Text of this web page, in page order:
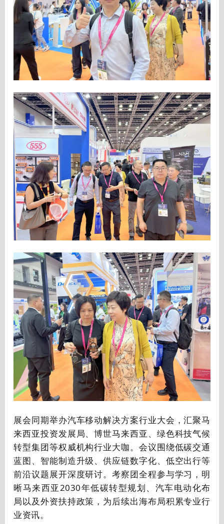
展会同期举办汽车移动解决方案行业大会，汇聚马
来西亚投资发展局、博世马来西亚、绿色科技气候
转型集团等权威机构行业大咖。会议围绕低碳交通
蓝图、智能制造升级、供应链数字化、低空出行等
前沿议题展开深度研讨。考察团全程参与学习，明
晰马来西亚2030年低碳转型规划、汽车电动化布
局以及外资扶持政策，为后续出海布局积累专业行
业资讯。